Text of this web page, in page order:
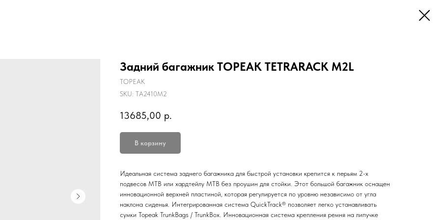
Задний багажник TOPEAK TETRARACK M2L
TOPEAK
SKU: TA2410M2
13685,00 р.
В корзину
Идеальная система заднего багажника для быстрой установки крепится к перьям 2-х
подвесов MTB или хардтейлу MTB без проушин для стойки. Этот большой багажник оснащен
инновационной верхней пластиной, которая регулируется по уровню независимо от угла
наклона сиденья. Интегрированная система QuickTrack® позволяет легко устанавливать
сумки Topeak TrunkBags / TrunkBox. Инновационная система крепления ремня на липучке